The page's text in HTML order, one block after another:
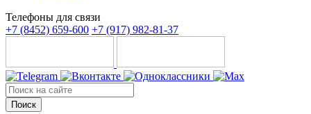
Телефоны для связи
+7 (8452) 659-600 +7 (917) 982-81-37
Поиск